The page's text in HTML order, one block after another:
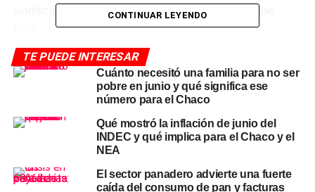
significativa, pero apenas una fracción del derrumbe
Las importaciones a precios
irrisorios: el factor central de la
crisis en la industria textil
Argentina
El principal driver de la crisis es la inundación del
CONTINUAR LEYENDO
TE PUEDE INTERESAR
Cuánto necesitó una familia para no ser
pobre en junio y qué significa ese
número para el Chaco
Qué mostró la inflación de junio del
INDEC y qué implica para el Chaco y el
NEA
El sector panadero advierte una fuerte
caída del consumo de pan y facturas